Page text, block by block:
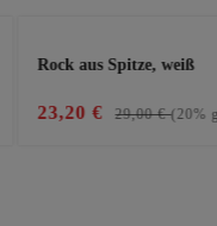
Rock aus Spitze, weiß
23,20 € 29,00 €(20%